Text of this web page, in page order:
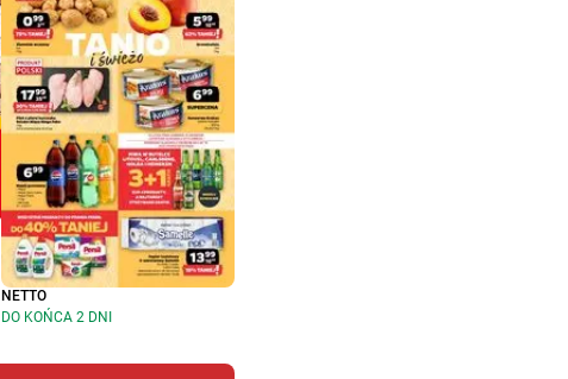
NETTO
DO KOŃCA 2 DNI